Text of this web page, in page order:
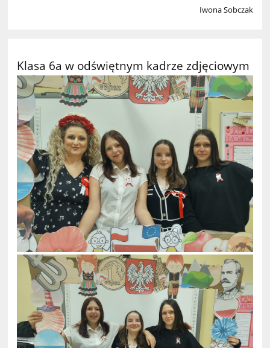
Iwona Sobczak
Klasa 6a w odświętnym kadrze zdjęciowym